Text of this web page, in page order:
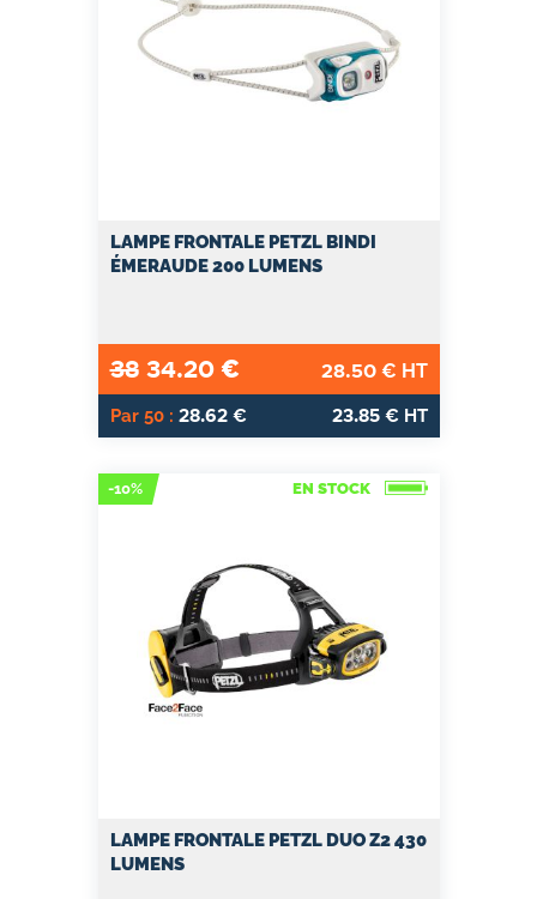
LAMPE FRONTALE PETZL BINDI
ÉMERAUDE 200 LUMENS
3834.20€ 28.50€ HT
Par 50 : 28.62€ 23.85€ HT
-10% EN STOCK
LAMPE FRONTALE PETZL DUO Z2 430
LUMENS